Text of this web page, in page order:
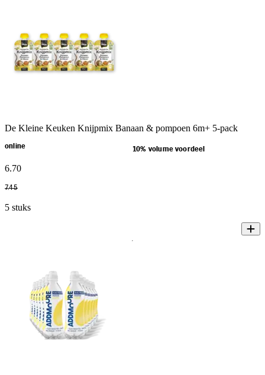
De Kleine Keuken Knijpmix Banaan & pompoen 6m+ 5-pack
online 10% volume voordeel
6.70
7.45
5 stuks